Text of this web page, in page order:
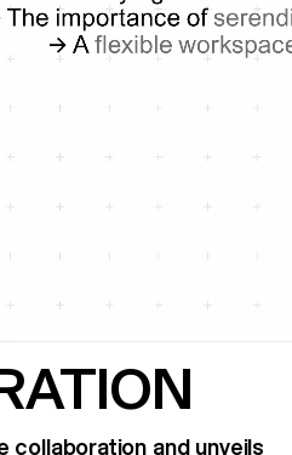
collaboration and unveils